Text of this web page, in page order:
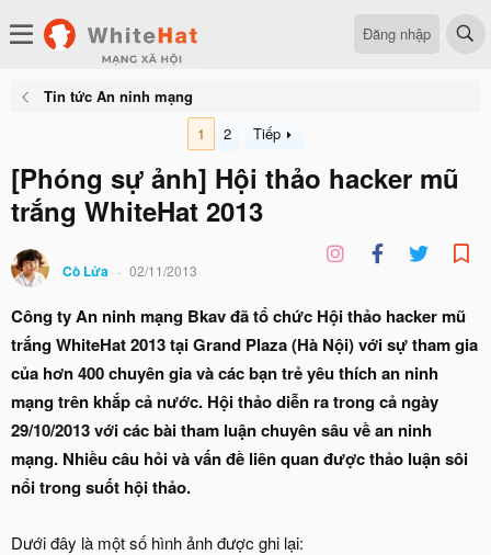
Đăng nhập
Tin tức An ninh mạng
1
2 Tiếp
[Phóng sự ảnh] Hội thảo hacker mũ
trắng WhiteHat 2013
Cò Lửa 02/11/2013
Công ty An ninh mạng Bkav đã tổ chức Hội thảo hacker mũ
trắng WhiteHat 2013 tại Grand Plaza (Hà Nội) với sự tham gia
của hơn 400 chuyên gia và các bạn trẻ yêu thích an ninh
mạng trên khắp cả nước. Hội thảo diễn ra trong cả ngày
29/10/2013 với các bài tham luận chuyên sâu về an ninh
mạng. Nhiều câu hỏi và vấn đề liên quan được thảo luận sôi
nổi trong suốt hội thảo.
Dưới đây là một số hình ảnh được ghi lại: